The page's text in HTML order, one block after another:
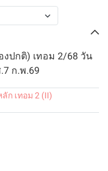
ปกติ) เทอม 2/68 วัน
ก.พ.69
ก เทอม 2 (II)